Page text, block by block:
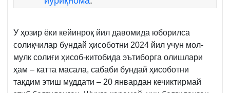
У ҳозир ёки кейинроқ йил давомида юборилса
солиқчилар бундай ҳисоботни 2024 йил учун мол-
мулк солиғи ҳисоб-китобида эътиборга олишлари
ҳам – катта масала, сабаби бундай ҳисоботни
тақдим этиш муддати – 20 январдан кечиктирмай